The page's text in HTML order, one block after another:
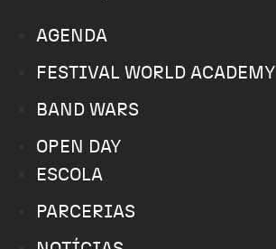
AGENDA
FESTIVAL WORLD ACADEMY
BAND WARS
OPEN DAY
ESCOLA
PARCERIAS